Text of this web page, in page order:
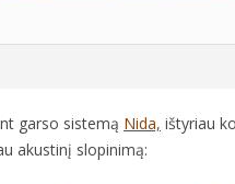
garso sistemą Nida, ištyriau
akustinį slopinimą: